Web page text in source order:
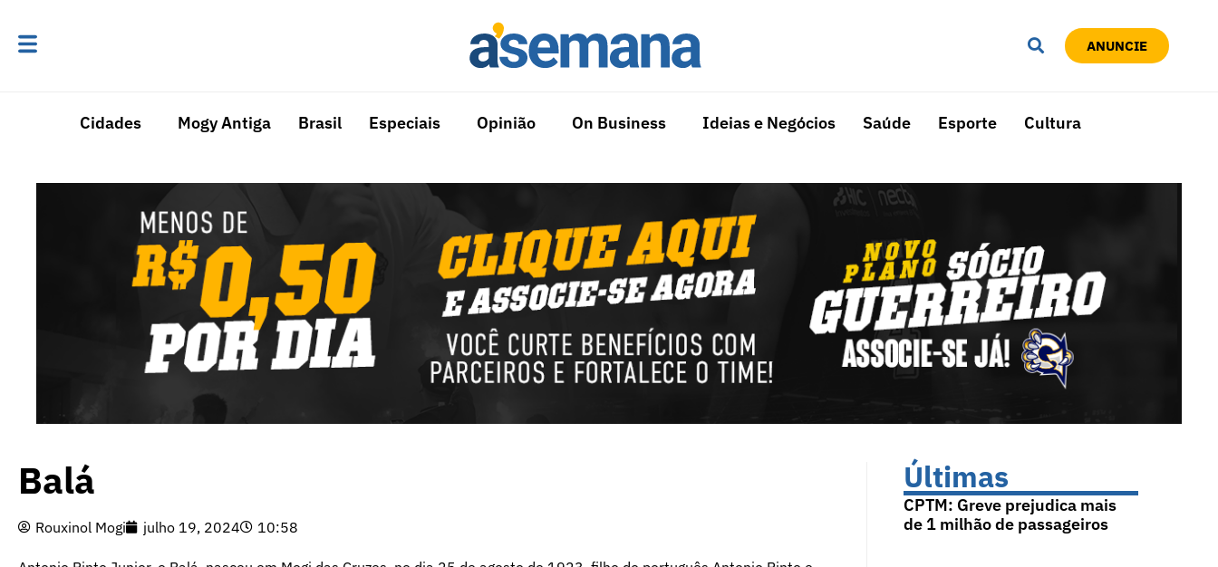
ANUNCIE
Cidades Mogy Antiga Brasil Especiais Opinião On Business Ideias e Negócios Saúde Esporte Cultura
Balá
Rouxinol Mogi julho 19, 2024 10:58
Últimas
CPTM: Greve prejudica mais
de 1 milhão de passageiros